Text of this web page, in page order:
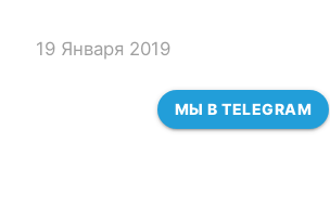
19 Января 2019
МЫ В TELEGRAM